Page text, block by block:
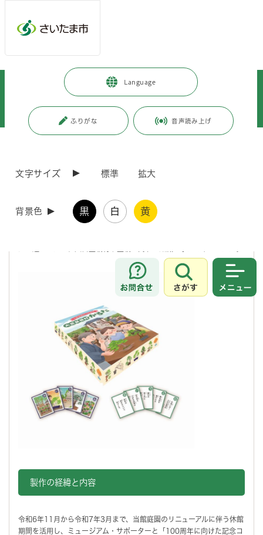
Language
ふりがな 音声読み上げ
文字サイズ 標準 拡大
背景色 黒 白 黄
お問合せ
さがす
市政情報 広報・報道 > 記者への情報提供
>
販売します
（令和7年9月25日発表）大宮盆栽村100周年記念
大宮盆栽村の開村100周年を記念し、大宮盆栽美術館では、当館のボラ
ンティア組織「ミュージアム・サポーター」と、大宮盆栽村や盆栽につ
製作の経緯と内容
令和6年11月から令和7年3月まで、当館庭園のリニューアルに伴う休館
期間を活用し、ミュージアム・サポーターと「100周年に向けた記念コ